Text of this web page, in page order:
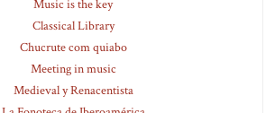
Music is the key
Classical Library
Chucrute com quiabo
Meeting in music
Medieval y Renacentista